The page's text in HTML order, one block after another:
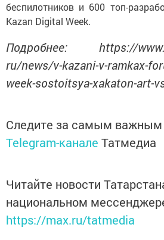
беспилотников и 600 топ-
Kazan Digital Week.
Подробнее: https://
ru/news/v-kazani-v-ramkax-
week-sostoitsya-xakaton-art-
Следите за самым важным
Telegram-канале Татмедиа
Читайте новости
национальном
https://max.ru/tatmedia